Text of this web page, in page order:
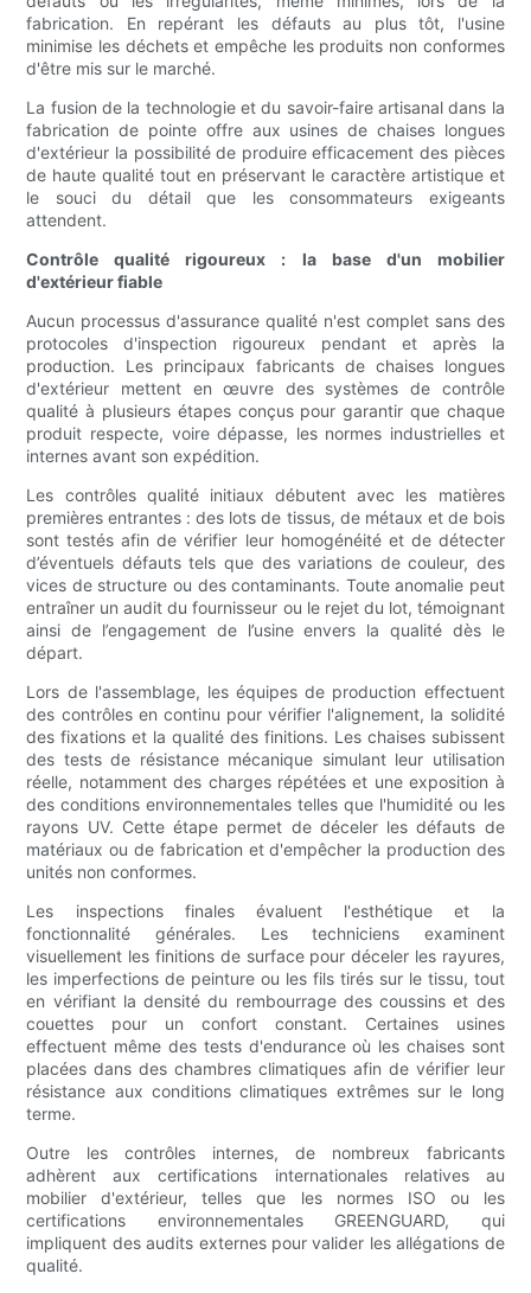
fabrication. En repérant les défauts au plus tôt, l'usine
minimise les déchets et empêche les produits non conformes
d'être mis sur le marché.
La fusion de la technologie et du savoir-faire artisanal dans la
fabrication de pointe offre aux usines de chaises longues
d'extérieur la possibilité de produire efficacement des pièces
de haute qualité tout en préservant le caractère artistique et
le souci du détail que les consommateurs exigeants
attendent.
Contrôle qualité rigoureux : la base d'un mobilier
d'extérieur fiable
Aucun processus d'assurance qualité n'est complet sans des
protocoles d'inspection rigoureux pendant et après la
production. Les principaux fabricants de chaises longues
d'extérieur mettent en œuvre des systèmes de contrôle
qualité à plusieurs étapes conçus pour garantir que chaque
produit respecte, voire dépasse, les normes industrielles et
internes avant son expédition.
Les contrôles qualité initiaux débutent avec les matières
premières entrantes : des lots de tissus, de métaux et de bois
sont testés afin de vérifier leur homogénéité et de détecter
d’éventuels défauts tels que des variations de couleur, des
vices de structure ou des contaminants. Toute anomalie peut
entraîner un audit du fournisseur ou le rejet du lot, témoignant
ainsi de l’engagement de l’usine envers la qualité dès le
départ.
Lors de l'assemblage, les équipes de production effectuent
des contrôles en continu pour vérifier l'alignement, la solidité
des fixations et la qualité des finitions. Les chaises subissent
des tests de résistance mécanique simulant leur utilisation
réelle, notamment des charges répétées et une exposition à
des conditions environnementales telles que l'humidité ou les
rayons UV. Cette étape permet de déceler les défauts de
matériaux ou de fabrication et d'empêcher la production des
unités non conformes.
Les inspections finales évaluent l'esthétique et la
fonctionnalité générales. Les techniciens examinent
visuellement les finitions de surface pour déceler les rayures,
les imperfections de peinture ou les fils tirés sur le tissu, tout
en vérifiant la densité du rembourrage des coussins et des
couettes pour un confort constant. Certaines usines
effectuent même des tests d'endurance où les chaises sont
placées dans des chambres climatiques afin de vérifier leur
résistance aux conditions climatiques extrêmes sur le long
terme.
Outre les contrôles internes, de nombreux fabricants
adhèrent aux certifications internationales relatives au
mobilier d'extérieur, telles que les normes ISO ou les
certifications environnementales GREENGUARD, qui
impliquent des audits externes pour valider les allégations de
qualité.